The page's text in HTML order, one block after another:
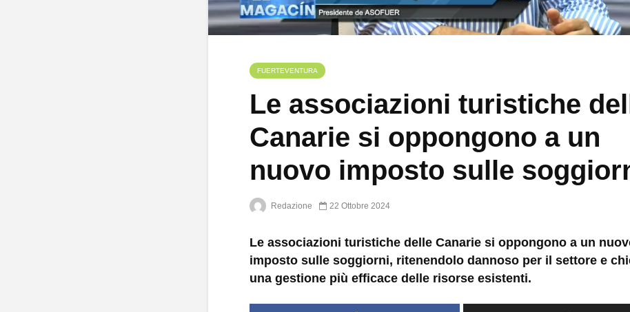
FUERTEVENTURA
Le associazioni turistiche
Canarie si oppongono a un
nuovo imposto sulle
Redazione 22 Ottobre 2024
Le associazioni turistiche delle Canarie si oppongono a un
imposto sulle soggiorni, ritenendolo dannoso per il settore e
una gestione più efficace delle risorse esistenti.